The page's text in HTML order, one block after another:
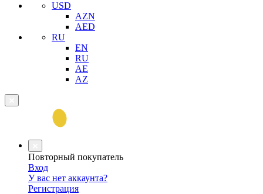
USD
AZN
AED
RU
EN
RU
AE
AZ
Повторный покупатель
Вход
У вас нет аккаунта?
Регистрация